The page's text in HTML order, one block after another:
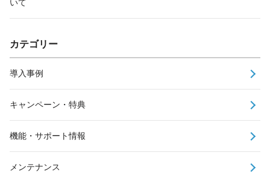
いて
カテゴリー
導入事例
キャンペーン・特典
機能・サポート情報
メンテナンス